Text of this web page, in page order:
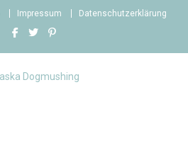
Impressum Datenschutzerklärung